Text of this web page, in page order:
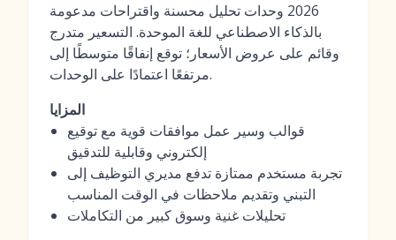
2026 وحدات تحليل محسنة واقتراحات مدعومة
بالذكاء الاصطناعي للغة الموحدة. التسعير متدرج
وقائم على عروض الأسعار؛ توقع إنفاقًا متوسطًا إلى
مرتفعًا اعتمادًا على الوحدات.
المزايا
قوالب وسير عمل موافقات قوية مع توقيع
إلكتروني وقابلية للتدقيق
تجربة مستخدم ممتازة تدفع مديري التوظيف إلى
التبني وتقديم ملاحظات في الوقت المناسب
تحليلات غنية وسوق كبير من التكاملات